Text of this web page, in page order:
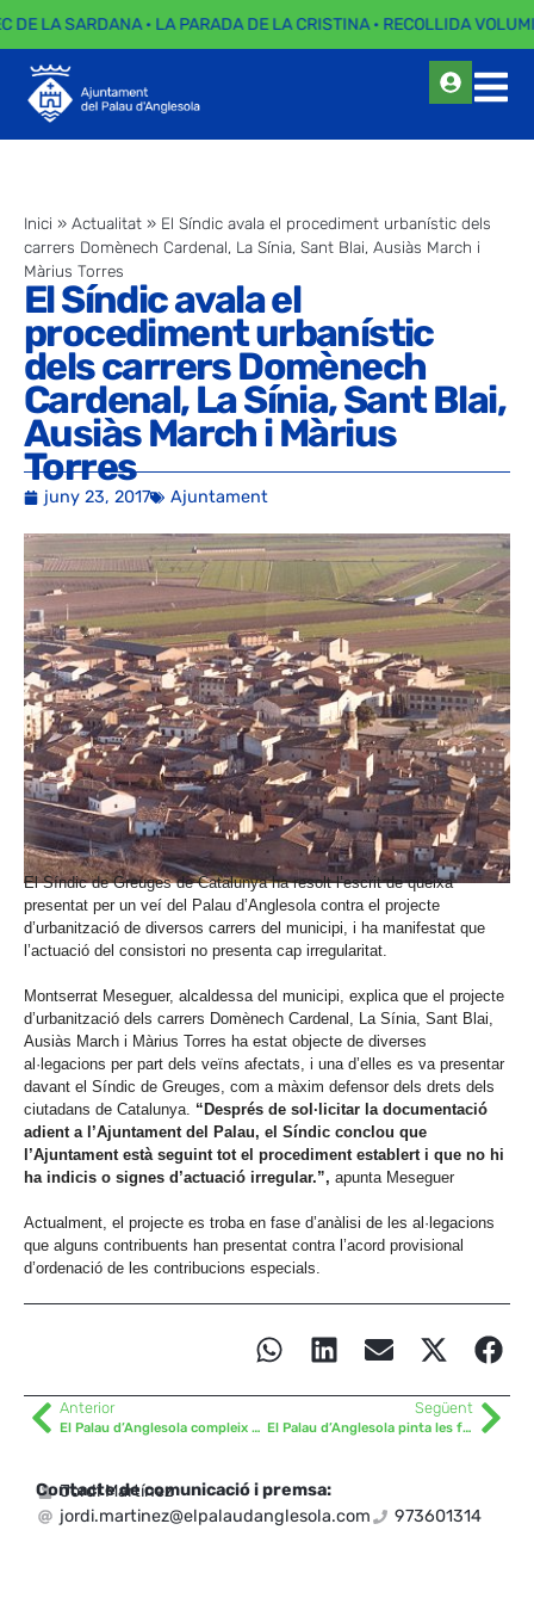
DE LA SARDANA · LA PARADA DE LA CRISTINA · RECOLLIDA
Inici » Actualitat » El Síndic avala el procediment urbanístic dels
carrers Domènech Cardenal, La Sínia, Sant Blai, Ausiàs March i
Màrius Torres
El Síndic avala el
procediment urbanístic
dels carrers Domènech
Cardenal, La Sínia, Sant Blai,
Ausiàs March i Màrius
Torres
juny 23, 2017 Ajuntament
El Síndic de Greuges de Catalunya ha resolt l’escrit de queixa
presentat per un veí del Palau d’Anglesola contra el projecte
d’urbanització de diversos carrers del municipi, i ha manifestat que
l’actuació del consistori no presenta cap irregularitat.
Montserrat Meseguer, alcaldessa del municipi, explica que el projecte
d’urbanització dels carrers Domènech Cardenal, La Sínia, Sant Blai,
Ausiàs March i Màrius Torres ha estat objecte de diverses
al·legacions per part dels veïns afectats, i una d’elles es va presentar
davant el Síndic de Greuges, com a màxim defensor dels drets dels
ciutadans de Catalunya. “Després de sol·licitar la documentació
adient a l’Ajuntament del Palau, el Síndic conclou que
l’Ajuntament està seguint tot el procediment establert i que no hi
ha indicis o signes d’actuació irregular.”, apunta Meseguer
Actualment, el projecte es troba en fase d’anàlisi de les al·legacions
que alguns contribuents han presentat contra l’acord provisional
d’ordenació de les contribucions especials.
Anterior
El Palau d’Anglesola compleix amb l’objectiu d’estabilitat pressupostària
Següent
El Palau d’Anglesola pinta les façanes de les Escoles
Contacte de comunicació i premsa:
Jordi Martínez
jordi.martinez@elpalaudanglesola.com
973601314